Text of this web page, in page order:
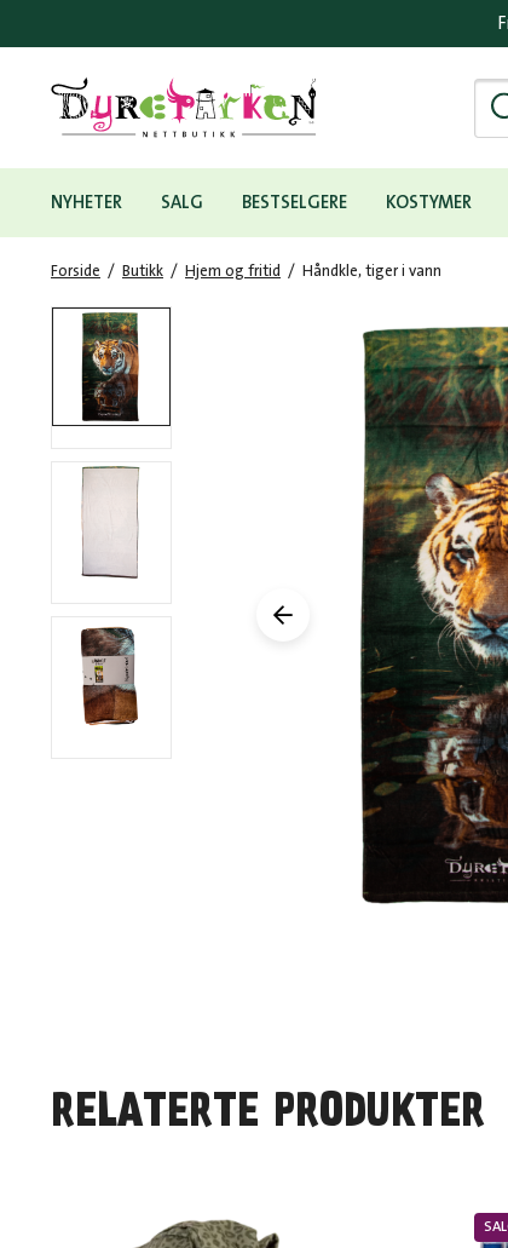
Hovedmeny
NYHETER SALG BESTSELGERE KOSTYMER
Forside / Butikk / Hjem og fritid / Håndkle, tiger i vann
RELATERTE PRODUKTER